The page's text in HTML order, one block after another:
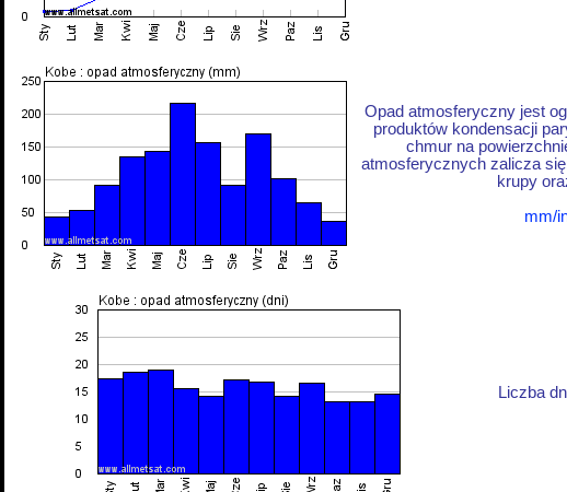
Opad atmosferyczny jest
produktów kondensacji
chmur na
atmosferycznych zalicza
krupy
mm/
Liczba